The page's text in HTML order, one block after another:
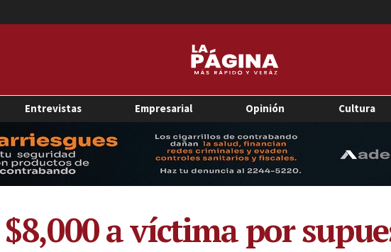
Entrevistas Empresarial Opinión Cultura
a víctima por